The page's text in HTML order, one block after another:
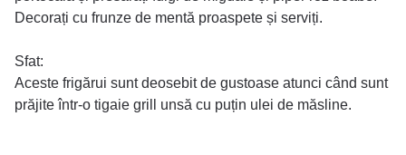
Decorați cu frunze de mentă proaspete și serviți.
Sfat:
Aceste frigărui sunt deosebit de gustoase atunci când sunt
prăjite într-o tigaie grill unsă cu puțin ulei de măsline.